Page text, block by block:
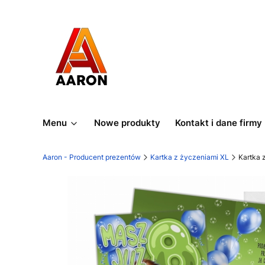
Menu Nowe produkty Kontakt i dane firmy
Aaron - Producent prezentów Kartka z życzeniami XL Kartka